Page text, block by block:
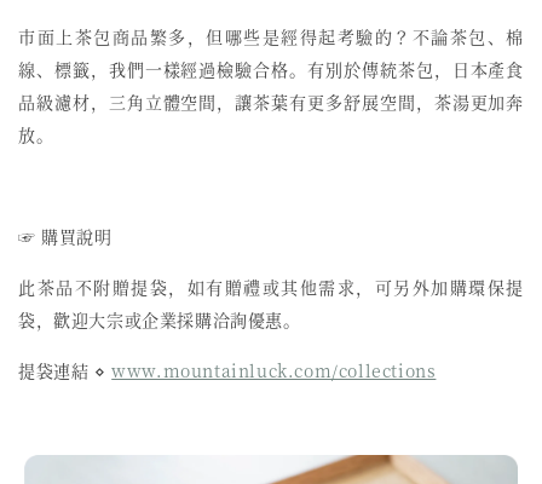
市面上茶包商品繁多，但哪些是經得起考驗的？不論茶包、棉
線、標籤，我們一樣經過檢驗合格。有別於傳統茶包，日本產食
品級濾材，三角立體空間，讓茶葉有更多舒展空間，茶湯更加奔
放。
☞ 購買說明
此茶品不附贈提袋，如有贈禮或其他需求，可另外加購環保提
袋，歡迎大宗或企業採購洽詢優惠。
提袋連結 ⋄www.mountainluck.com/collections